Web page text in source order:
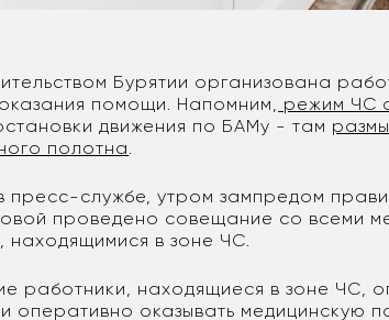
Бурятии организована
помощи. Напомним,
режим ЧС
движения по БАМу - там
полотна
пресс-службе, утром зампредом
проведено совещание со всеми
находящимися в зоне ЧС.
работники, находящиеся в зоне ЧС,
оперативно оказывать медицинскую